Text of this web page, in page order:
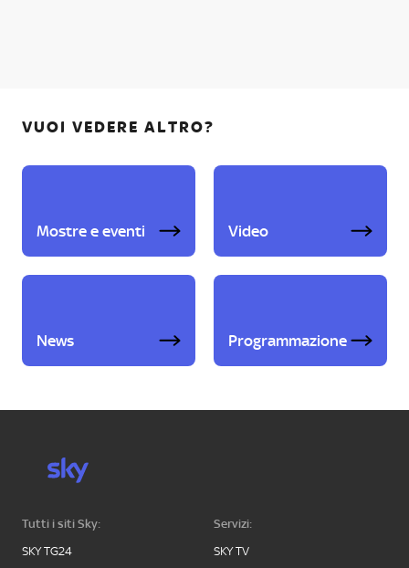
VUOI VEDERE ALTRO?
Mostre e eventi Video
News Programmazione
Tutti i siti Sky:
SKY TG24
Servizi:
SKY TV